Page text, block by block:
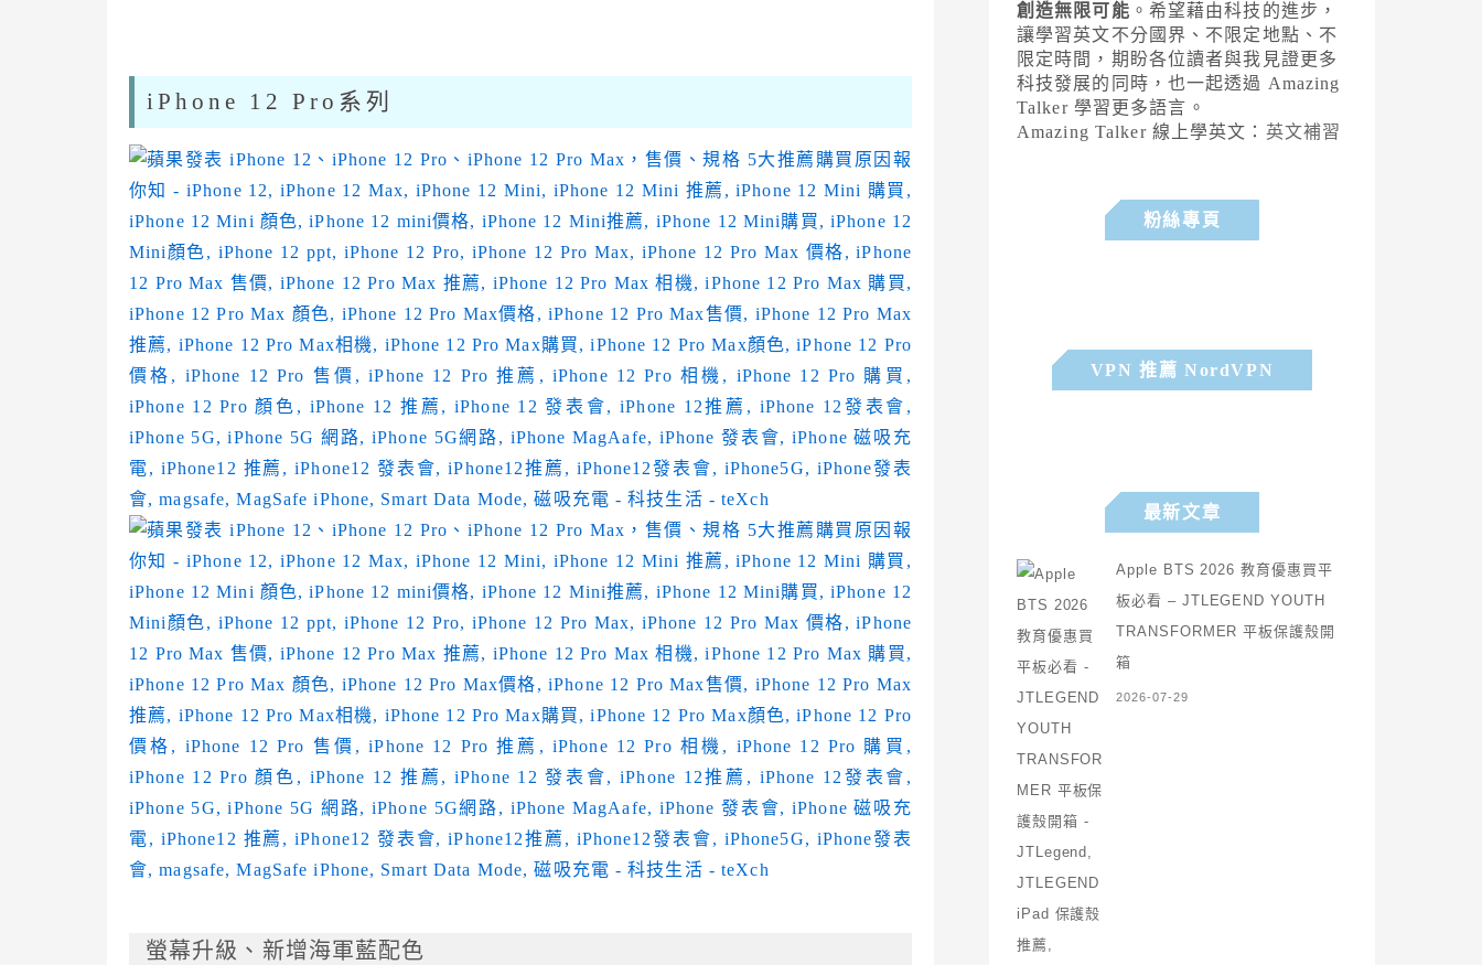
iPhone 12 Pro系列
螢幕升級、新增海軍藍配色
創造無限可能 。希望藉由科技的進步，
讓學習英文不分國界、不限定地點、不
限定時間，期盼各位讀者與我見證更多
科技發展的同時，也一起透過 Amazing
Talker 學習更多語言。
Amazing Talker 線上學英文： 英文補習
粉絲專頁
VPN 推薦 NordVPN
最新文章
Apple BTS 2026 教育優惠買平
板必看 – JTLEGEND YOUTH
TRANSFORMER 平板保護殼開
箱
2026-07-29